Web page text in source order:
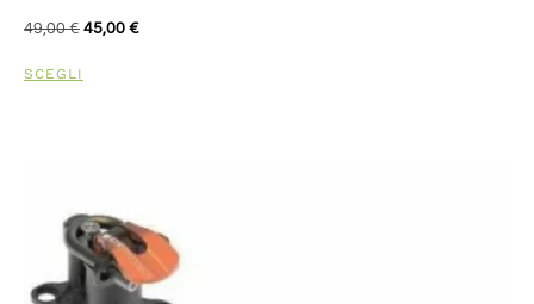
49,00€ 45,00 €
SCEGLI